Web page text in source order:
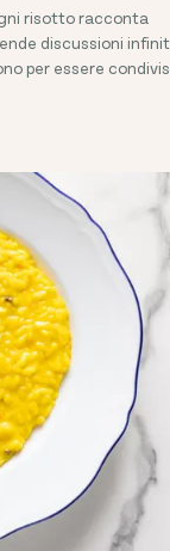
risotto racconta
discussioni
per essere